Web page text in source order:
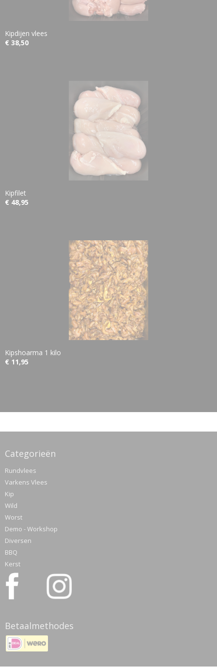
Kipdijen vlees
€ 38,50
Kipfilet
€ 48,95
Kipshoarma 1 kilo
€ 11,95
Categorieën
Rundvlees
Varkens Vlees
Kip
Wild
Worst
Demo - Workshop
Diversen
BBQ
Kerst
Betaalmethodes